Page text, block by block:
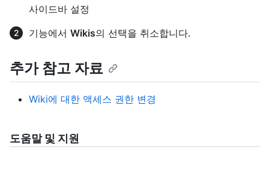
사이드바 설정
기능에서 Wikis의 선택을 취소합니다.
추가 참고 자료
Wiki에 대한 액세스 권한 변경
도움말 및 지원